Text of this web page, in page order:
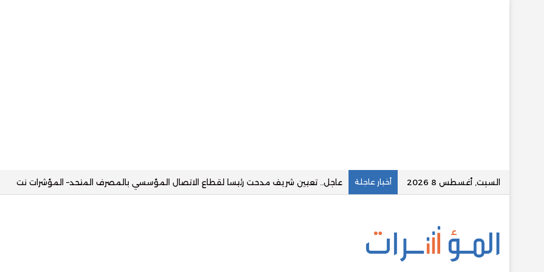
السبت, أغسطس 8 2026 أخبار عاجلة قسطلي توقع تسهيلا ائتمانيا مع البنك الأهلي وتستهدف محفظة تمويلية بقيمة 2.5 مليار جنيه– المؤشرات نت